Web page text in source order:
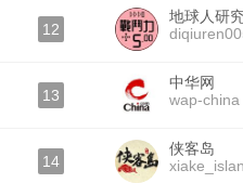
12
地球人研
13
中华网
wap-china
14
侠客岛